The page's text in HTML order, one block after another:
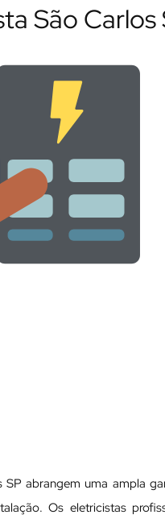
São Carlos
abrangem uma ampla
Os eletricistas